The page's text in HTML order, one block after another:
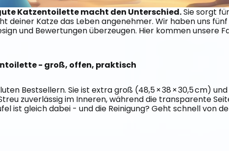
Katzentoilette macht den Unterschied. Sie sorgt
deiner Katze das Leben angenehmer. Wir haben uns
und Bewertungen überzeugen. Hier kommen unsere
- groß, offen, praktisch
Bestsellern. Sie ist extra groß (48,5 × 38 × 30,5 cm)
zuverlässig im Inneren, während die transparente
ist gleich dabei - und die Reinigung? Geht schnell von